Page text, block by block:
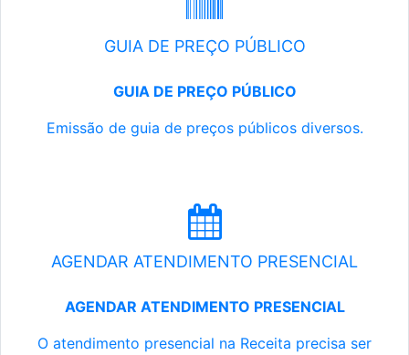
GUIA DE PREÇO PÚBLICO
GUIA DE PREÇO PÚBLICO
Emissão de guia de preços públicos diversos.
AGENDAR ATENDIMENTO PRESENCIAL
AGENDAR ATENDIMENTO PRESENCIAL
O atendimento presencial na Receita precisa ser